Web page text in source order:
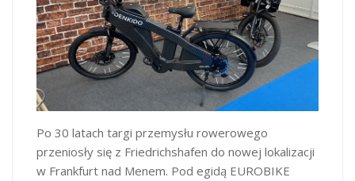
Po 30 latach targi przemysłu rowerowego
przeniosły się z Friedrichshafen do nowej lokalizacji
w Frankfurt nad Menem. Pod egidą EUROBIKE